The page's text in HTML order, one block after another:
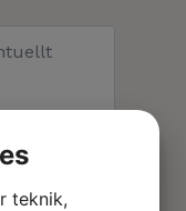
andra
teknik,